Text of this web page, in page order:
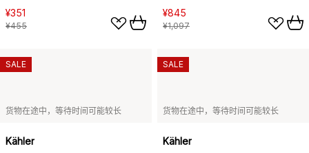
¥351
¥455
¥845
¥1,097
货物在途中，等待时间可能较长
Kähler
SALE
货物在途中，等待时间可能较长
Kähler
SALE